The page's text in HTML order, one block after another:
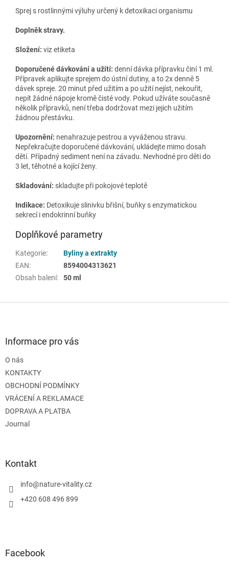
Sprej s rostlinnými výluhy určený k detoxikaci organismu
Doplněk stravy.
Složení: viz etiketa
Doporučené dávkování a užití: denní dávka přípravku činí 1 ml.
Přípravek aplikujte sprejem do ústní dutiny, a to 2x denně 5
dávek spreje. 20 minut před užitím a po užití nejíst, nekouřit,
nepít žádné nápoje kromě čisté vody. Pokud užíváte současně
několik přípravků, není třeba dodržovat mezi jejich užitím
žádnou přestávku.
Upozornění: nenahrazuje pestrou a vyváženou stravu.
Nepřekračujte doporučené dávkování, ukládejte mimo dosah
dětí. Případný sediment není na závadu. Nevhodné pro děti do
3 let, těhotné a kojící ženy.
Skladování: skladujte při pokojové teplotě
Indikace: Detoxikuje slinivku břišní, buňky s enzymatickou
sekrecí i endokrinní buňky
Doplňkové parametry
Kategorie:
Byliny a extrakty
EAN:
8594004313621
Obsah balení: 50 ml
Informace pro vás
O nás
KONTAKTY
OBCHODNÍ PODMÍNKY
VRÁCENÍ A REKLAMACE
DOPRAVA A PLATBA
Journal
Kontakt
info@nature-vitality.cz
+420 608 496 899
Facebook